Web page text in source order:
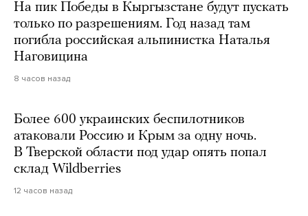
На пик Победы в Кыргызстане будут пускать
только по разрешениям. Год назад там
погибла российская альпинистка Наталья
Наговицина
8 часов назад
Более 600 украинских беспилотников
атаковали Россию и Крым за одну ночь.
В Тверской области под удар опять попал
склад Wildberries
12 часов назад